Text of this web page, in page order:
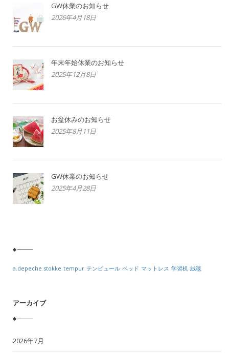
GW休業のお知らせ
2026年4月18日
年末年始休業のお知らせ
2025年12月8日
お盆休みのお知らせ
2025年8月11日
GW休業のお知らせ
2025年4月28日
a.depeche stokke tempur テンピュール ベッド マットレス 学習机 絨毯
アーカイブ
2026年7月